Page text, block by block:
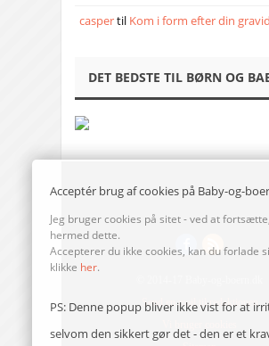
caspertil Kom i form efter din
DET BEDSTE TIL BØRN OG
Send en mail til redaktionen
Acceptér brug af cookies på Baby-og-
Jeg bruger cookies på sitet - ved at
hermed dette.
Accepterer du ikke cookies, kan du forlade
klikke her.
PS: Denne popup bliver ikke vist for at
selvom den sikkert gør det - den er et